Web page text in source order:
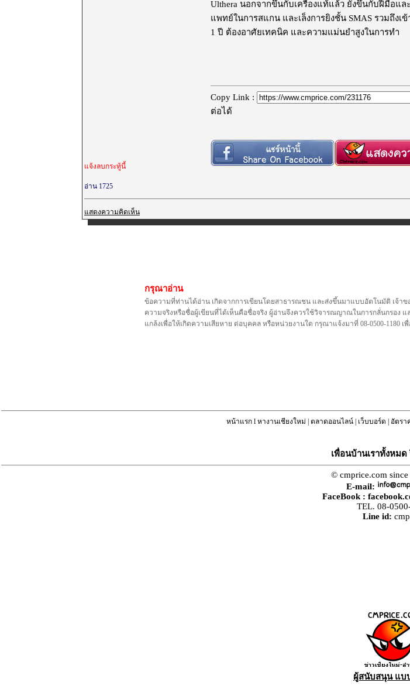
Ulthera นอกจากขึ้นกับเครื่องแท้แล้ว ยังขึ้นกับฝีมือแ
แพทย์ในการสแกน และเล็งการยิงชั้น SMAS รวมถึง
1 ปี ต้องอาศัยเทคนิค และความแม่นยำสูงในการทำ
Copy Link :
ต่อได้
แจ้งลบกระทู้นี้
อ่าน 1725
แสดงความคิดเห็น
กรุณาอ่าน
ข้อความที่ท่านได้อ่าน เกิดจากการเขียนโดยสาธารณชน และส่งขึ้นมาแบบอัตโนมัติ เจ้า
ความจริงหรือชื่อผู้เขียนที่ได้เห็นคือชื่อจริง ผู้อ่านจึงควรใช้วิจารณญาณในการกลั่นกรอง
แกล้งเพื่อให้เกิดความเสียหาย ต่อบุคคล หรือหน่วยงานใด กรุณาแจ้งมาที่ 08-0500-
หน้าแรกl หางานเชียงใหม่ | ตลาดออนไลน์| เว็บบอร์ด | อัตรา
เพื่อนบ้านเราทั้งหม
© cmprice.com since
E-mail:
FaceBook :
TEL. 08-
Line id:
ผู้สนับสนุน แบ